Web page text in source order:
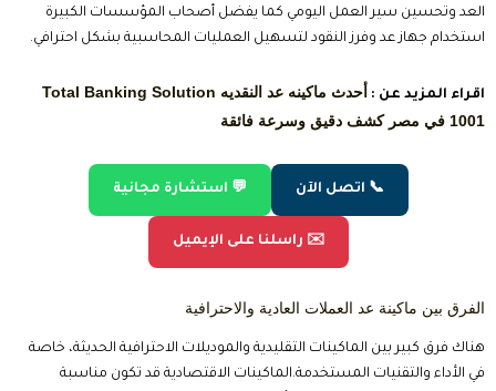
العد وتحسين سير العمل اليومي كما يفضل أصحاب المؤسسات الكبيرة
استخدام جهاز عد وفرز النقود لتسهيل العمليات المحاسبية بشكل احترافي.
اقراء المزيد عن :
أحدث ماكينه عد النقديه Total Banking Solution
1001 في مصر كشف دقيق وسرعة فائقة
📞 اتصل الآن 💬 استشارة مجانية
✉️ راسلنا على الإيميل
الفرق بين ماكينة عد العملات العادية والاحترافية
هناك فرق كبير بين الماكينات التقليدية والموديلات الاحترافية الحديثة، خاصة
في الأداء والتقنيات المستخدمة.الماكينات الاقتصادية قد تكون مناسبة